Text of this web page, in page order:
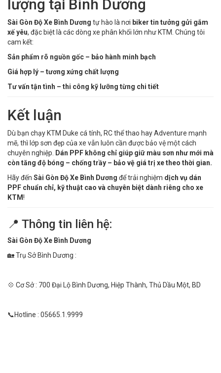
lượng tại Bình Dương
Sài Gòn Độ Xe Bình Dương tự hào là nơi biker tin tưởng gửi gắm
xế yêu, đặc biệt là các dòng xe phân khối lớn như KTM. Chúng tôi
cam kết:
Sản phẩm rõ nguồn gốc – bảo hành minh bạch
Giá hợp lý – tương xứng chất lượng
Tư vấn tận tình – thi công kỹ lưỡng từng chi tiết
Kết luận
Dù bạn chạy KTM Duke cá tính, RC thể thao hay Adventure mạnh
mẽ, thì lớp sơn đẹp của xe vẫn luôn cần được bảo vệ một cách
chuyên nghiệp. Dán PPF không chỉ giúp giữ màu sơn như mới mà
còn tăng độ bóng – chống trầy – bảo vệ giá trị xe theo thời gian.
Hãy đến Sài Gòn Độ Xe Bình Dương để trải nghiệm dịch vụ dán
PPF chuẩn chỉ, kỹ thuật cao và chuyên biệt dành riêng cho xe
KTM!
📍 Thông tin liên hệ:
Sài Gòn Độ Xe Bình Dương
🏡 Trụ Sở Bình Dương :
💠 Cơ Sở : 700 Đại Lộ Bình Dương, Hiệp Thành, Thủ Dầu Một, BD
📞Hotline : 05665.1.9999